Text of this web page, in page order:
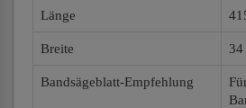
Länge
Breite 34
Bandsägeblatt-Empfehlung